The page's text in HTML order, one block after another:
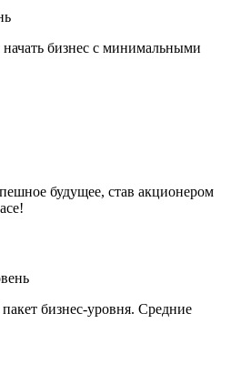
начать бизнес с минимальными
будущее, став акционером
бизнес-уровня. Средние